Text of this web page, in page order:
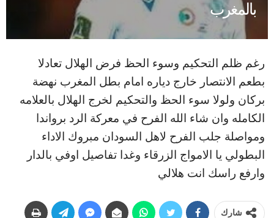
بالمغرب
رغم ظلم التحكيم وسوء الحظ فرض الهلال تعادلا
بطعم الانتصار خارج دياره امام بطل المغرب نهضة
بركان ولولا سوء الحظ والتحكيم لخرج الهلال بالعلامه
الكامله وان شاء الله الفرح في معركة الرد برواندا
ومواصلة جلب الفرح لاهل السودان مبروك الاداء
البطولي يا الامواج الزرقاء وغدا تفاصيل اوفي بالدار
وارفع راسك انت هلالي
شارك